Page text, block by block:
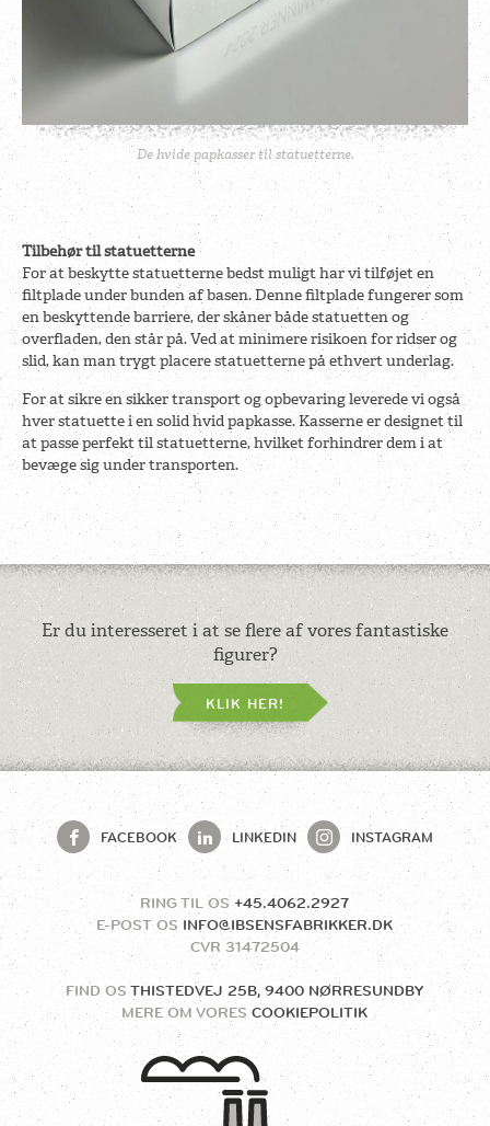
De hvide papkasser til statuetterne.
Tilbehør til statuetterne
For at beskytte statuetterne bedst muligt har vi tilføjet en
filtplade under bunden af basen. Denne filtplade fungerer som
en beskyttende barriere, der skåner både statuetten og
overfladen, den står på. Ved at minimere risikoen for ridser og
slid, kan man trygt placere statuetterne på ethvert underlag.
For at sikre en sikker transport og opbevaring leverede vi også
hver statuette i en solid hvid papkasse. Kasserne er designet til
at passe perfekt til statuetterne, hvilket forhindrer dem i at
bevæge sig under transporten.
Er du interesseret i at se flere af vores fantastiske
figurer?
KLIK HER!
FACEBOOK LINKEDIN INSTAGRAM
RING TIL OS +45.4062.2927
E-POST OS INFO@IBSENSFABRIKKER.DK
MERE OM VORES COOKIEPOLITIK
FIND OS THISTEDVEJ 25B, 9400 NØRRESUNDBY
CVR 31472504